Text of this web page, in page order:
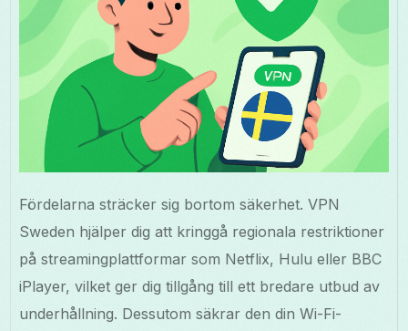
Fördelarna sträcker sig bortom säkerhet. VPN
Sweden hjälper dig att kringgå regionala restriktioner
på streamingplattformar som Netflix, Hulu eller BBC
iPlayer, vilket ger dig tillgång till ett bredare utbud av
underhållning. Dessutom säkrar den din Wi-Fi-